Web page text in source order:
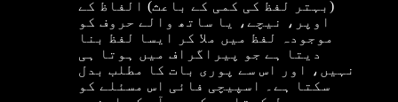
(بہتر لفظ کی کمی کے باعث) الفاظ کے
اوپر، نیچے، یا ساتھ والے حروف کو
موجودہ لفظ میں ملا کر ایسا لفظ بنا
دیتا ہے جو پیراگراف میں ہوتا ہی
نہیں، اور اس سے پوری بات کا مطلب بدل
سکتا ہے۔ اسپیچی فائی اس مسئلے کو